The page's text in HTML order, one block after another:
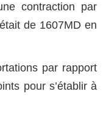
contraction par
de 1607MD en
par rapport
pour s’établir à